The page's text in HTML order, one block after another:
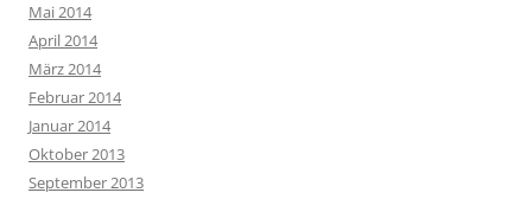
Mai 2014
April 2014
März 2014
Februar 2014
Januar 2014
Oktober 2013
September 2013